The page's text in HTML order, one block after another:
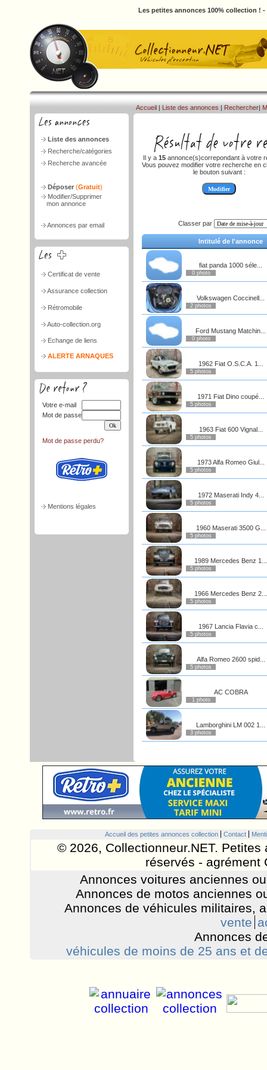
Les petites annonces 100% collection !
Liste des annonces
Recherche/catégories
Recherche avancée
Déposer (Gratuit)
Modifier/Supprimer
mon annonce
Annonces par email
Certificat de vente
Assurance collection
Rétromobile
Auto-collection.org
Echange de liens
ALERTE ARNAQUES
Votre e-mail
Mot de passe
Mot de passe perdu?
Mentions légales
Accueil | Liste des annonces | Rechercher|
Il y a 15 annonce(s)correpondant à votre
Vous pouvez modifier votre recherche en
le bouton suivant :
Classer par
Intitulé de l'annonce
fiat panda 1000 séle...
0 photo
Volkswagen Coccinell...
2 photos
Ford Mustang Matchin...
0 photo
1962 Fiat O.S.C.A. 1...
5 photos
1971 Fiat Dino coupé...
5 photos
1963 Fiat 600 Vignal...
5 photos
1973 Alfa Romeo Giul...
5 photos
1972 Maserati Indy 4...
5 photos
1960 Maserati 3500 G...
5 photos
1989 Mercedes Benz 1...
5 photos
1966 Mercedes Benz 2...
5 photos
1967 Lancia Flavia c...
5 photos
Alfa Romeo 2600 spid...
5 photos
AC COBRA
1 photo
Lamborghini LM 002 1...
3 photos
Accueil des petites annonces collection Contact
© 2026, Collectionneur.NET.
réservés - agrément
Annonces voitures anciennes
Annonces de motos anciennes
Annonces de véhicules militaires,
vente
Annonces
véhicules de moins de 25 ans et